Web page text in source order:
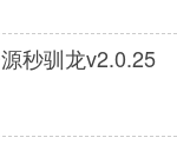
出不同的结局画
感受明代中后期的
秒驯龙v2.0.25